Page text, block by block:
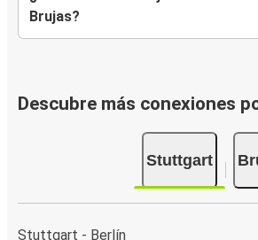
Brujas?
Descubre más conexiones
Stuttgart
Stuttgart - Berlín